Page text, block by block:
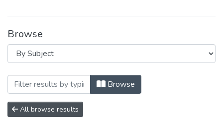
Browse
Browsing Енергетика: економіка,
Browse
All browse results